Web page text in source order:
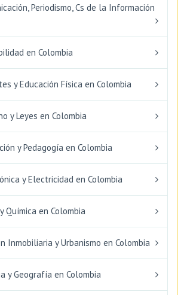
Periodismo, Cs de la Información
en Colombia
y Educación Física en Colombia
y Leyes en Colombia
y Pedagogía en Colombia
y Electricidad en Colombia
Química en Colombia
Inmobiliaria y Urbanismo en Colombia
y Geografía en Colombia